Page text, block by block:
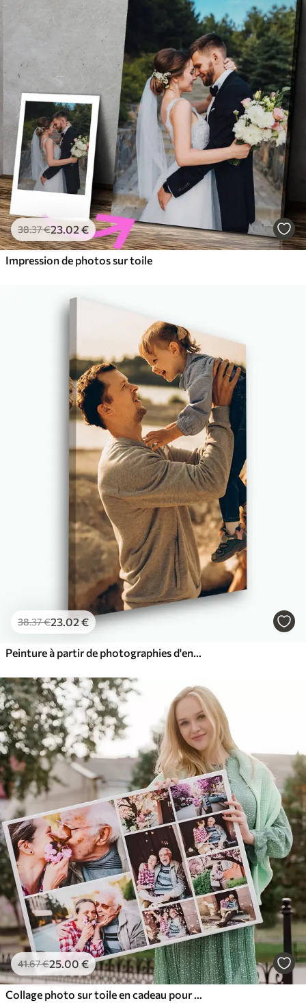
38.37€23 .02 €
Impression de photos sur toile
38.37€23.02 €
Peinture à partir de photographies d'enfants sur toile
41.67€25.00€
Collage photo sur toile en cadeau pour un anniversaire